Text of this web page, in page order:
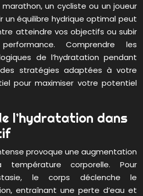
un cycliste ou un joueur
un équilibre hydrique optimal peut
atteindre vos objectifs ou subir
Comprendre les
de l’hydratation pendant
stratégies adaptées à votre
pour maximiser votre potentiel
l’hydratation dans
provoque une augmentation
corporelle. Pour
le corps déclenche le
entraînant une perte d’eau et